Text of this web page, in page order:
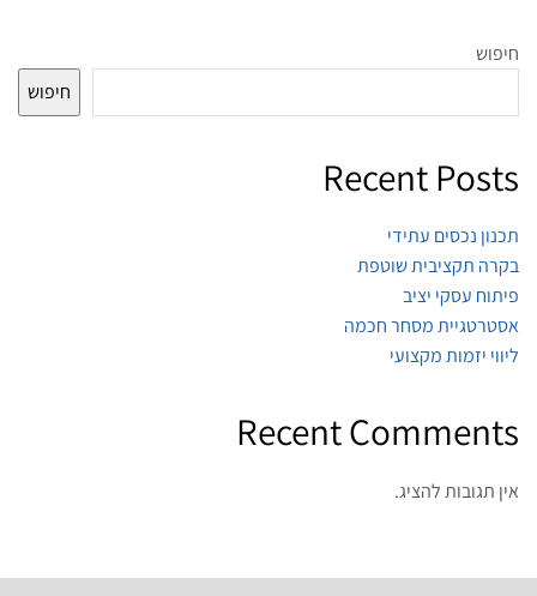
חיפוש
חיפוש
Recent Posts
תכנון נכסים עתידי
בקרה תקציבית שוטפת
פיתוח עסקי יציב
אסטרטגיית מסחר חכמה
ליווי יזמות מקצועי
Recent Comments
אין תגובות להציג.